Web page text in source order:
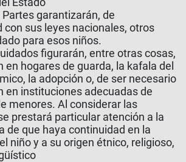
garantizarán, de
con sus leyes nacionales, otros
para esos niños.
figurarán, entre otras cosas,
en hogares de guarda, la kafala del
la adopción o, de ser necesario
en instituciones adecuadas de
menores. Al considerar las
prestará particular atención a la
de que haya continuidad en la
niño y a su origen étnico, religioso,